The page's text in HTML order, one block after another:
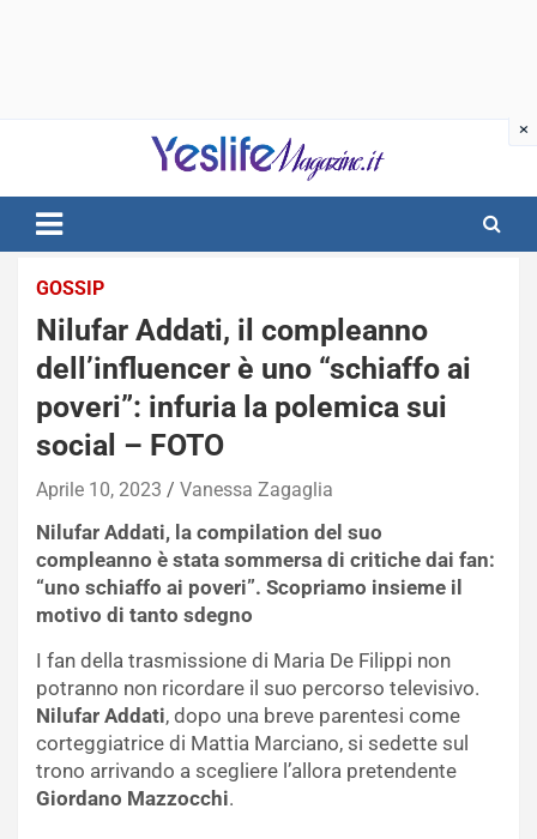
notizie di intrattenimento
GOSSIP
Nilufar Addati, il compleanno
dell’influencer è uno “schiaffo ai
poveri”: infuria la polemica sui
social – FOTO
Aprile 10, 2023 Vanessa Zagaglia
Nilufar Addati, la compilation del suo
compleanno è stata sommersa di critiche dai fan:
“uno schiaffo ai poveri”. Scopriamo insieme il
motivo di tanto sdegno
I fan della trasmissione di Maria De Filippi non
potranno non ricordare il suo percorso televisivo.
Nilufar Addati, dopo una breve parentesi come
corteggiatrice di Mattia Marciano, si sedette sul
trono arrivando a scegliere l’allora pretendente
Giordano Mazzocchi.